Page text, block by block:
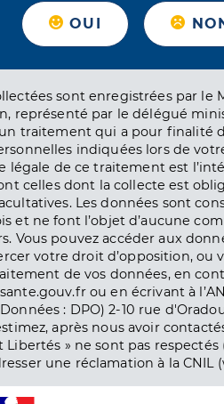
OUI
sont enregistrées par le
représenté par le délégué
traitement qui a pour finalité
indiquées lors de
légale de ce traitement est
celles dont la collecte est
Les données sont
et ne font l’objet d’aucune
Vous pouvez accéder aux
votre droit d’opposition, ou
de vos données, en
ou en écrivant à
: DPO) 2-10 rue
après nous avoir
» ne sont pas respectés
une réclamation à la CNIL